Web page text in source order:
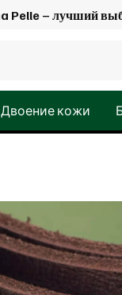
Prima Pelle –
Двоение кожи